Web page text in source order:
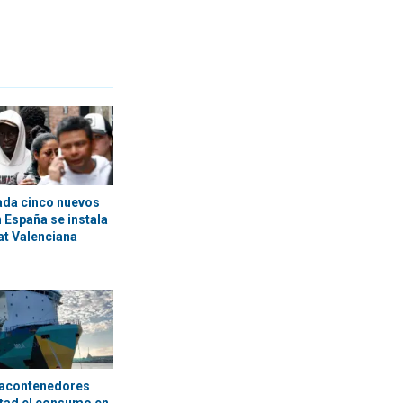
cinco nuevos
se instala
Valenciana